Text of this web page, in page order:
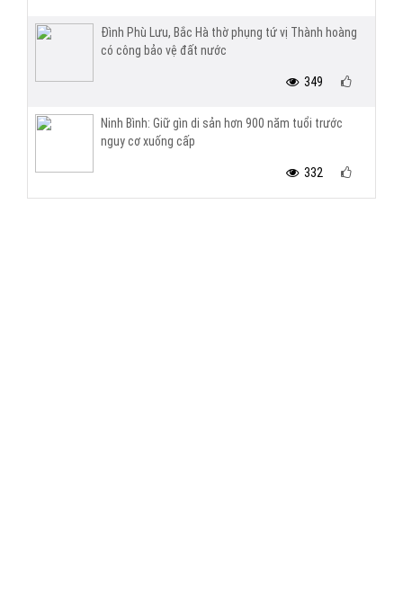
Đình Phù Lưu, Bắc Hà thờ phụng tứ vị Thành hoàng
có công bảo vệ đất nước
349
Ninh Bình: Giữ gìn di sản hơn 900 năm tuổi trước
nguy cơ xuống cấp
332